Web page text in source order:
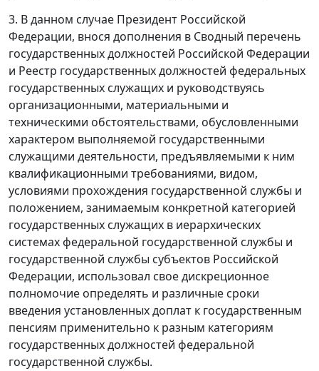
3. В данном случае Президент Российской
Федерации, внося дополнения в Сводный перечень
государственных должностей Российской Федерации
и Реестр государственных должностей федеральных
государственных служащих и руководствуясь
организационными, материальными и
техническими обстоятельствами, обусловленными
характером выполняемой государственными
служащими деятельности, предъявляемыми к ним
квалификационными требованиями, видом,
условиями прохождения государственной службы и
положением, занимаемым конкретной категорией
государственных служащих в иерархических
системах федеральной государственной службы и
государственной службы субъектов Российской
Федерации, использовал свое дискреционное
полномочие определять и различные сроки
введения установленных доплат к государственным
пенсиям применительно к разным категориям
государственных должностей федеральной
государственной службы.